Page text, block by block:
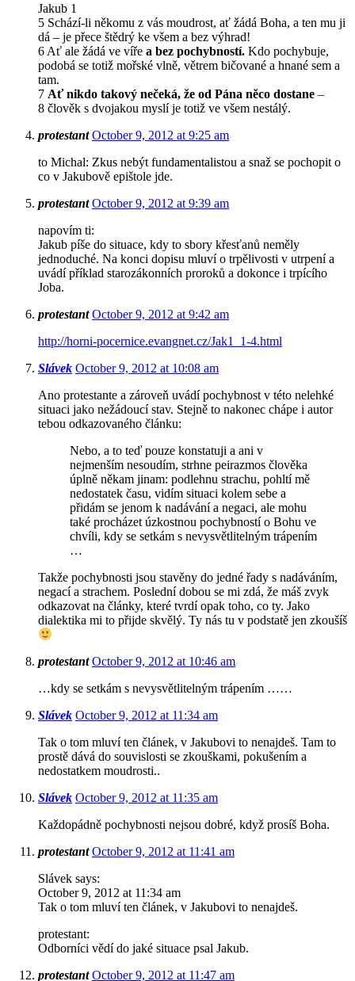
Jakub 1
5 Schází-li někomu z vás moudrost, ať žádá Boha, a ten mu ji
dá – je přece štědrý ke všem a bez výhrad!
6 Ať ale žádá ve víře a bez pochybností. Kdo pochybuje,
podobá se totiž mořské vlně, větrem bičované a hnané sem a
tam.
7 Ať nikdo takový nečeká, že od Pána něco dostane –
8 člověk s dvojakou myslí je totiž ve všem nestálý.
protestant October 9, 2012 at 9:25 am
to Michal: Zkus nebýt fundamentalistou a snaž se pochopit o
co v Jakubově epištole jde.
protestant October 9, 2012 at 9:39 am
napovím ti:
Jakub píše do situace, kdy to sbory křesťanů neměly
jednoduché. Na konci dopisu mluví o trpělivosti v utrpení a
uvádí příklad starozákonních proroků a dokonce i trpícího
Joba.
protestant October 9, 2012 at 9:42 am
http://horni-pocernice.evangnet.cz/Jak1_1-4.html
Slávek October 9, 2012 at 10:08 am
Ano protestante a zároveň uvádí pochybnost v této nelehké
situaci jako nežádoucí stav. Stejně to nakonec chápe i autor
tebou odkazovaného článku:
Nebo, a to teď pouze konstatuji a ani v
nejmenším nesoudím, strhne peirazmos člověka
úplně někam jinam: podlehnu strachu, pohltí mě
nedostatek času, vidím situaci kolem sebe a
přidám se jenom k nadávání a negaci, ale mohu
také procházet úzkostnou pochybností o Bohu ve
chvíli, kdy se setkám s nevysvětlitelným trápením
…
Takže pochybnosti jsou stavěny do jedné řady s nadáváním,
negací a strachem. Poslední dobou se mi zdá, že máš zvyk
odkazovat na články, které tvrdí opak toho, co ty. Jako
dialektika mi to přijde skvělý. Ty nás tu v podstatě jen zkoušíš
protestant October 9, 2012 at 10:46 am
…kdy se setkám s nevysvětlitelným trápením ……
Slávek October 9, 2012 at 11:34 am
Tak o tom mluví ten článek, v Jakubovi to nenajdeš. Tam to
prostě dává do souvislosti se zkouškami, pokušením a
nedostatkem moudrosti..
Slávek October 9, 2012 at 11:35 am
Každopádně pochybnosti nejsou dobré, když prosíš Boha.
protestant October 9, 2012 at 11:41 am
Slávek says:
October 9, 2012 at 11:34 am
Tak o tom mluví ten článek, v Jakubovi to nenajdeš.
protestant:
Odborníci vědí do jaké situace psal Jakub.
protestant October 9, 2012 at 11:47 am